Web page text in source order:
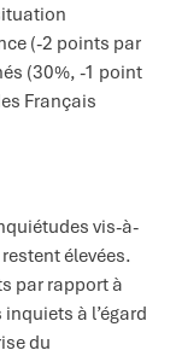
(-2 points par
(30%, -1 point
Français
vis-à-
élevées.
par rapport à
à l’égard
du